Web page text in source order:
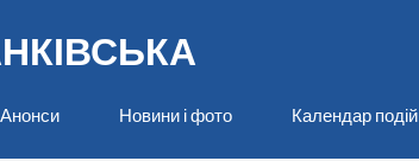
Анонси Новини і фото Календар подій